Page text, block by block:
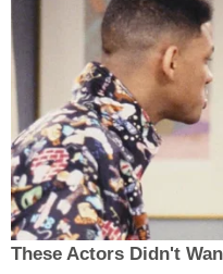
These Actors Didn't